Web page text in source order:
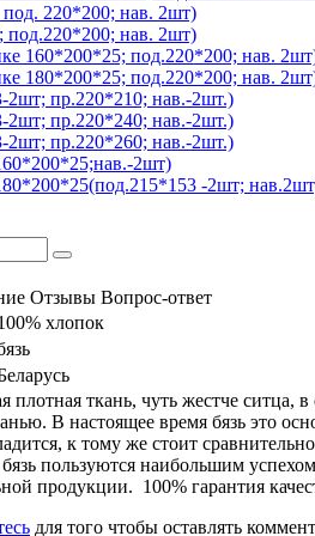
220*200; нав. 2шт)
под.220*200; нав. 2шт)
160*200*25; под.220*200; нав.
180*200*25; под.220*200; нав.
2шт; пр.220*210; нав.-2шт.)
2шт; пр.220*240; нав.-2шт.)
2шт; пр.220*260; нав.-2шт.)
2шт)
-2шт;
Отзывы Вопрос-ответ
хлопок
плотная ткань, чуть жестче
В настоящее время бязь это
к тому же стоит
пользуются наибольшим
продукции. 100% гарантия
для того чтобы оставлять